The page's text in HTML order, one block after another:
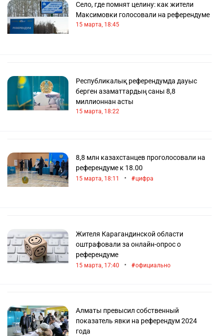
Село, где помнят целину: как жители
Максимовки голосовали на референдуме
15 марта, 18:45
Республикалық референдумда дауыс
берген азаматтардың саны 8,8
миллионнан асты
15 марта, 18:22
8,8 млн казахстанцев проголосовали на
референдуме к 18.00
15 марта, 18:11 • цифра
Жителя Карагандинской области
оштрафовали за онлайн-опрос о
референдуме
15 марта, 17:40 • официально
Алматы превысил собственный
показатель явки на референдум 2024
года